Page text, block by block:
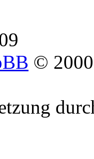
©